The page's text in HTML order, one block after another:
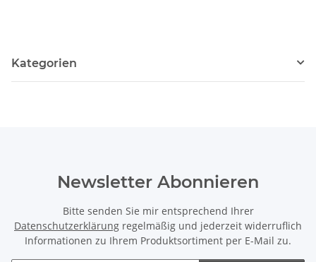
Kategorien
Newsletter Abonnieren
Bitte senden Sie mir entsprechend Ihrer
Datenschutzerklärung regelmäßig und jederzeit widerruflich
Informationen zu Ihrem Produktsortiment per E-Mail zu.